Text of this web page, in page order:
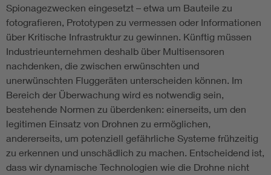
Spionagezwecken eingesetzt – etwa um Bauteile zu
fotografieren, Prototypen zu vermessen oder Informationen
über Kritische Infrastruktur zu gewinnen. Künftig müssen
Industrieunternehmen deshalb über Multisensoren
nachdenken, die zwischen erwünschten und
unerwünschten Fluggeräten unterscheiden können. Im
Bereich der Überwachung wird es notwendig sein,
bestehende Normen zu überdenken: einerseits, um den
legitimen Einsatz von Drohnen zu ermöglichen,
andererseits, um potenziell gefährliche Systeme frühzeitig
zu erkennen und unschädlich zu machen. Entscheidend ist,
dass wir dynamische Technologien wie die Drohne nicht